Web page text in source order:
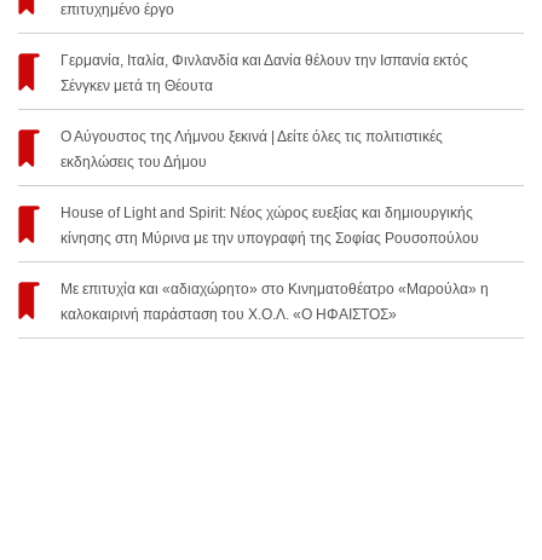
επιτυχημένο έργο
Γερμανία, Ιταλία, Φινλανδία και Δανία θέλουν την Ισπανία εκτός
Σένγκεν μετά τη Θέουτα
Ο Αύγουστος της Λήμνου ξεκινά | Δείτε όλες τις πολιτιστικές
εκδηλώσεις του Δήμου
House of Light and Spirit: Νέος χώρος ευεξίας και δημιουργικής
κίνησης στη Μύρινα με την υπογραφή της Σοφίας Ρουσοπούλου
Με επιτυχία και «αδιαχώρητο» στο Κινηματοθέατρο «Μαρούλα» η
καλοκαιρινή παράσταση του Χ.Ο.Λ. «Ο ΗΦΑΙΣΤΟΣ»